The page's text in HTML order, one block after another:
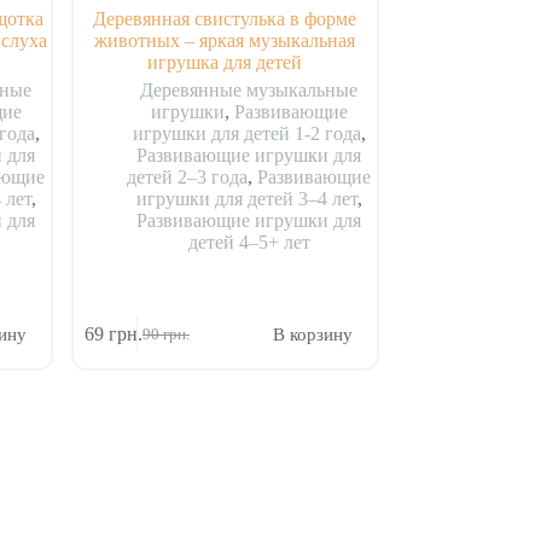
,
для
,
для
Деревянная свистулька в форме
животных – яркая музыкальная
игрушка для детей
Деревянные музыкальные
игрушки, Развивающие
игрушки для детей 1-2 года,
Развивающие игрушки для
детей 2–3 года, Развивающие
игрушки для детей 3–4 лет,
Развивающие игрушки для
детей 4–5+ лет
90грн.
Первоначальная
69 грн.Текущая
В корзину